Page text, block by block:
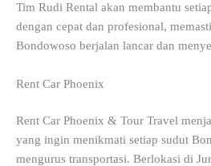
Tim Rudi Rental akan membantu
dengan cepat dan profesional,
Bondowoso berjalan lancar dan
Rent Car Phoenix
Rent Car Phoenix & Tour Travel
yang ingin menikmati setiap sudut
mengurus transportasi. Berlokasi di